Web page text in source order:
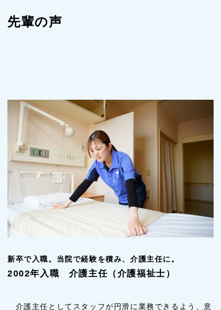
先輩の声
新卒で入職。当院で経験を積み、介護主任に。
2002年入職 介護主任（介護福祉士）
介護主任としてスタッフが円滑に業務できるよう、意